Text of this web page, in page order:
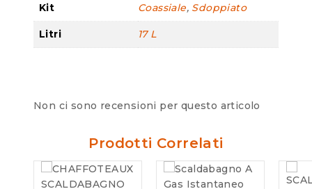
Kit Coassiale, Sdoppiato
Litri 17 L
Non ci sono recensioni per questo articolo
Prodotti Correlati